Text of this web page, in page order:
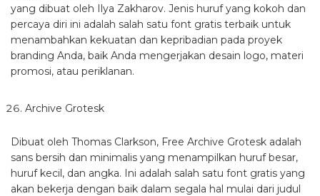
yang dibuat oleh Ilya Zakharov. Jenis huruf yang kokoh dan
percaya diri ini adalah salah satu font gratis terbaik untuk
menambahkan kekuatan dan kepribadian pada proyek
branding Anda, baik Anda mengerjakan desain logo, materi
promosi, atau periklanan.
Archive Grotesk
Dibuat oleh Thomas Clarkson, Free Archive Grotesk adalah
sans bersih dan minimalis yang menampilkan huruf besar,
huruf kecil, dan angka. Ini adalah salah satu font gratis yang
akan bekerja dengan baik dalam segala hal mulai dari judul